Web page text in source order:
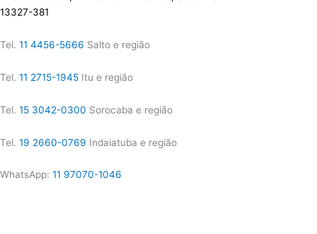
13327-381
Tel. 11 4456-5666 Salto e região
Tel. 11 2715-1945 Itu e região
Tel. 15 3042-0300 Sorocaba e região
Tel. 19 2660-0769 Indaiatuba e região
WhatsApp: 11 97070-1046